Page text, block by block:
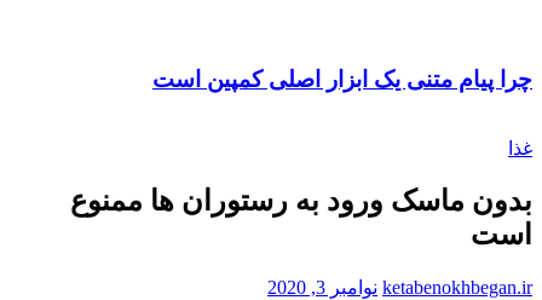
چرا پیام متنی یک ابزار اصلی کمپین است
غذا
بدون ماسک ورود به رستوران ها ممنوع
است
ketabenokhbegan.ir نوامبر 3, 2020